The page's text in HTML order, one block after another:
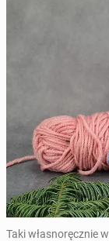
Taki własnoręcznie